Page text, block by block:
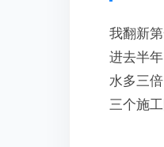
我翻新
进去半
水多三
三个施